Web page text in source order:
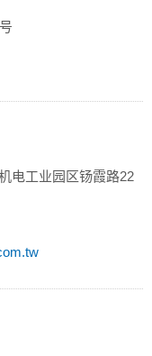
电工业园区钖霞路22